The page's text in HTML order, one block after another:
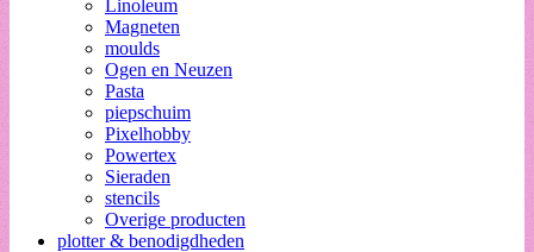
Linoleum
Magneten
moulds
Ogen en Neuzen
Pasta
piepschuim
Pixelhobby
Powertex
Sieraden
stencils
Overige producten
plotter & benodigdheden